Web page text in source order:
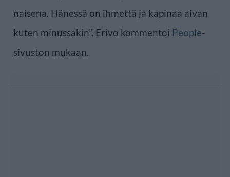
naisena. Hänessä on ihmettä ja kapinaa aivan
kuten minussakin”, Erivo kommentoi People-
sivuston mukaan.